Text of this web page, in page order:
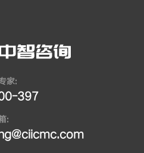
家:
397
: